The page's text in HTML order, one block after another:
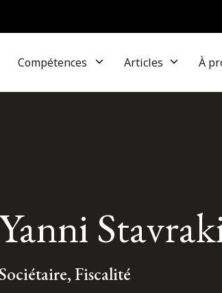
Compétences Articles À
Fiscalité